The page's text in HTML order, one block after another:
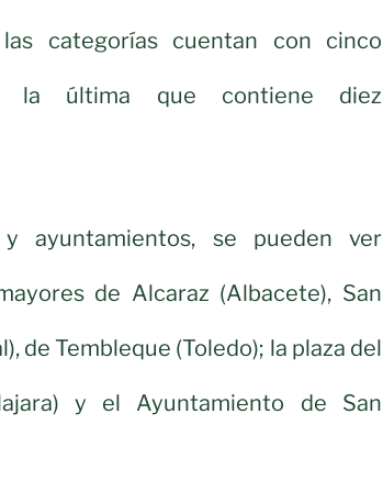
las categorías cuentan con cinco
la última que contiene diez
ayuntamientos, se pueden ver
de Alcaraz (Albacete), San
de Tembleque (Toledo); la plaza del
y el Ayuntamiento de San